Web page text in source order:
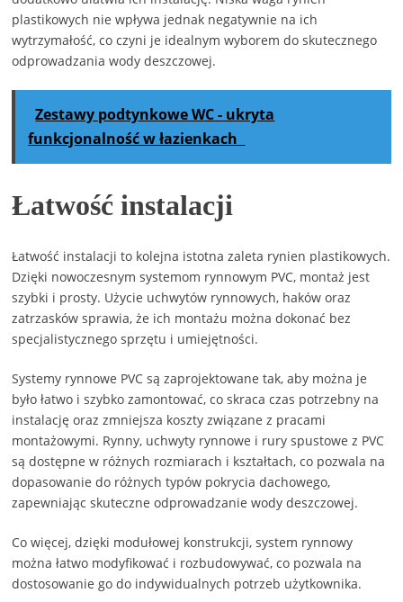
plastikowych nie wpływa jednak negatywnie na ich
wytrzymałość, co czyni je idealnym wyborem do skutecznego
odprowadzania wody deszczowej.
Zestawy podtynkowe WC - ukryta
funkcjonalność w łazienkach
Łatwość instalacji
Łatwość instalacji to kolejna istotna zaleta rynien plastikowych.
Dzięki nowoczesnym systemom rynnowym PVC, montaż jest
szybki i prosty. Użycie uchwytów rynnowych, haków oraz
zatrzasków sprawia, że ich montażu można dokonać bez
specjalistycznego sprzętu i umiejętności.
Systemy rynnowe PVC są zaprojektowane tak, aby można je
było łatwo i szybko zamontować, co skraca czas potrzebny na
instalację oraz zmniejsza koszty związane z pracami
montażowymi. Rynny, uchwyty rynnowe i rury spustowe z PVC
są dostępne w różnych rozmiarach i kształtach, co pozwala na
dopasowanie do różnych typów pokrycia dachowego,
zapewniając skuteczne odprowadzanie wody deszczowej.
Co więcej, dzięki modułowej konstrukcji, system rynnowy
można łatwo modyfikować i rozbudowywać, co pozwala na
dostosowanie go do indywidualnych potrzeb użytkownika.